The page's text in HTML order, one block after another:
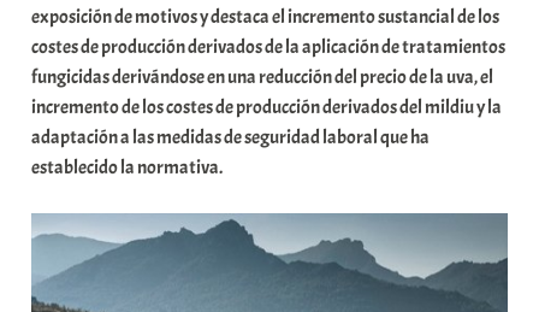
exposición de motivos y destaca el incremento sustancial de los
costes de producción derivados de la aplicación de tratamientos
fungicidas derivándose en una reducción del precio de la uva, el
incremento de los costes de producción derivados del mildiu y la
adaptación a las medidas de seguridad laboral que ha
establecido la normativa.